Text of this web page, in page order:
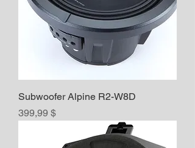
Subwoofer Alpine R2-W8D
Prix
399,99 $